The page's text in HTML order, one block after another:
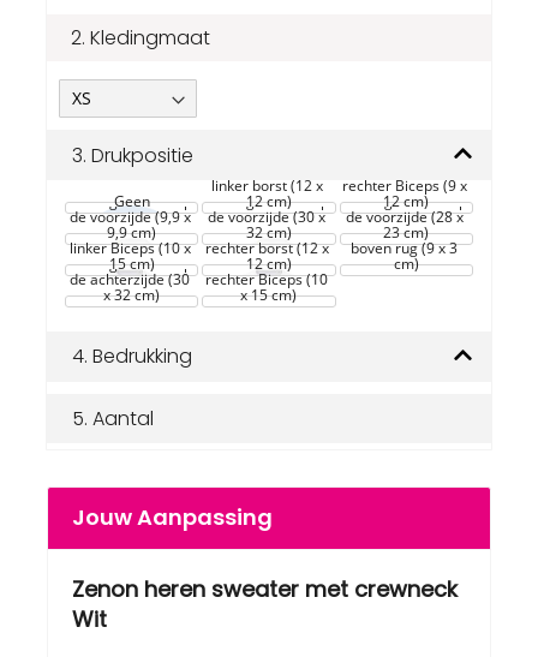
2. Kledingmaat
3. Drukpositie
Geen
linker borst (12 x
12 cm)
rechter Biceps (9 x
12 cm)
Grote gebieden op
de voorzijde (9,9 x
9,9 cm)
Grote gebieden op
de voorzijde (30 x
32 cm)
Grote gebieden op
de voorzijde (28 x
23 cm)
linker Biceps (10 x
15 cm)
rechter borst (12 x
12 cm)
boven rug (9 x 3
cm)
Grote gebieden op
de achterzijde (30
x 32 cm)
rechter Biceps (10
x 15 cm)
4. Bedrukking
5. Aantal
Jouw Aanpassing
Zenon heren sweater met crewneck
Wit